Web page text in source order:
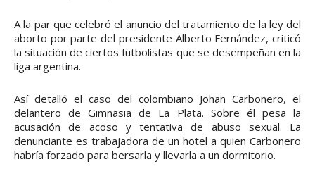
A la par que celebró el anuncio del tratamiento de la ley del
aborto por parte del presidente Alberto Fernández, criticó
la situación de ciertos futbolistas que se desempeñan en la
liga argentina.
Así detalló el caso del colombiano Johan Carbonero, el
delantero de Gimnasia de La Plata. Sobre él pesa la
acusación de acoso y tentativa de abuso sexual. La
denunciante es trabajadora de un hotel a quien Carbonero
habría forzado para bersarla y llevarla a un dormitorio.